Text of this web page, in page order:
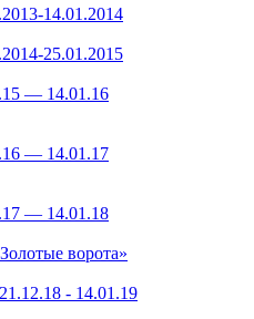
14.01.2014
25.01.2015
— 14.01.16
— 14.01.17
— 14.01.18
ворота»
- 14.01.19